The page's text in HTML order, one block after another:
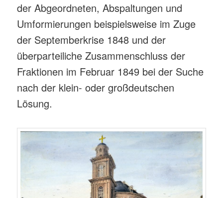
der Abgeordneten, Abspaltungen und
Umformierungen beispielsweise im Zuge
der Septemberkrise 1848 und der
überparteiliche Zusammenschluss der
Fraktionen im Februar 1849 bei der Suche
nach der klein- oder großdeutschen
Lösung.